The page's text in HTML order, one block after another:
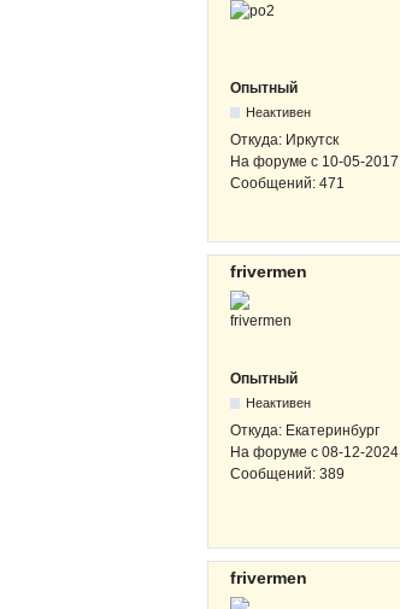
Опытный
Неактивен
Откуда: Иркутск
На форуме с 10-05-2017
Сообщений: 471
frivermen
Опытный
Неактивен
Откуда: Екатеринбург
На форуме с 08-12-2024
Сообщений: 389
frivermen